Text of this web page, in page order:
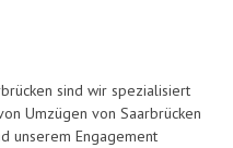
sind wir spezialisiert
Umzügen von Saarbrücken
unserem Engagement